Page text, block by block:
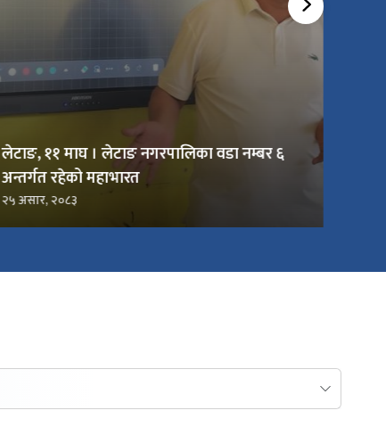
लेटाङ, ११ माघ । लेटाङ नगरपालिका वडा नम्बर ६
अन्तर्गत रहेको महाभारत
२५ असार, २०८३